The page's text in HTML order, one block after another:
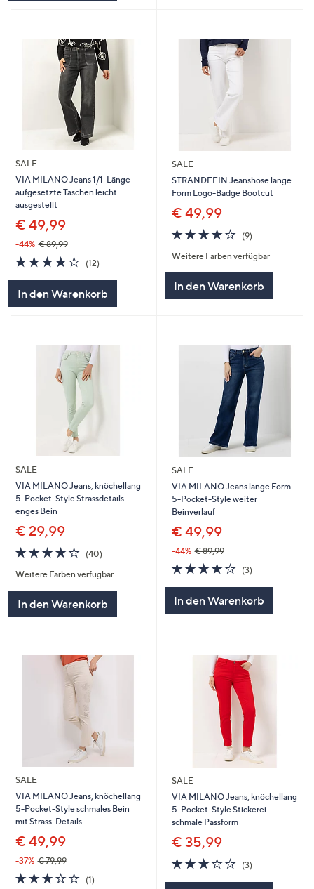
SALE
VIA MILANO Jeans 1/1-Länge
aufgesetzte Taschen leicht
ausgestellt
€ 49,99
-44% € 89,99
3.9
von
5
(12)
In den Warenkorb
SALE
STRANDFEIN Jeanshose lange
Form Logo-Badge Bootcut
€ 49,99
3.8
von
5
(9)
Weitere Farben verfügbar
In den Warenkorb
SALE
VIA MILANO Jeans, knöchellang
5-Pocket-Style Strassdetails
enges Bein
€ 29,99
3.8
von
5
(40)
Weitere Farben verfügbar
In den Warenkorb
SALE
VIA MILANO Jeans lange Form
5-Pocket-Style weiter
Beinverlauf
€ 49,99
-44% € 89,99
3.7
von
5
(3)
In den Warenkorb
SALE
VIA MILANO Jeans, knöchellang
5-Pocket-Style schmales Bein
mit Strass-Details
€ 49,99
-37% € 79,99
3.0
(1)
SALE
VIA MILANO Jeans, knöchellang
5-Pocket-Style Stickerei
schmale Passform
€ 35,99
3.0
von
(3)